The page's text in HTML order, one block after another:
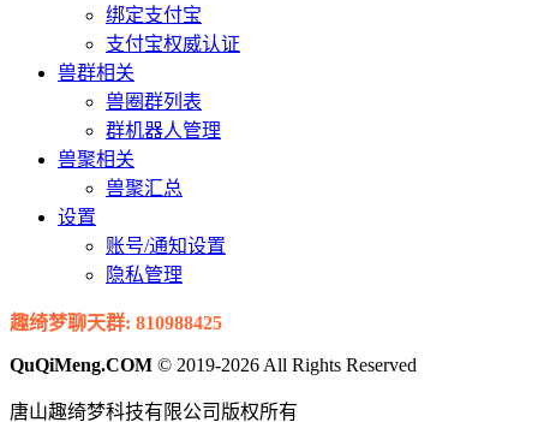
绑定支付宝
支付宝权威认证
兽群相关
兽圈群列表
群机器人管理
兽聚相关
兽聚汇总
设置
账号/通知设置
隐私管理
趣绮梦聊天群: 810988425
QuQiMeng.COM © 2019-2026 All Rights Reserved
唐山趣绮梦科技有限公司版权所有